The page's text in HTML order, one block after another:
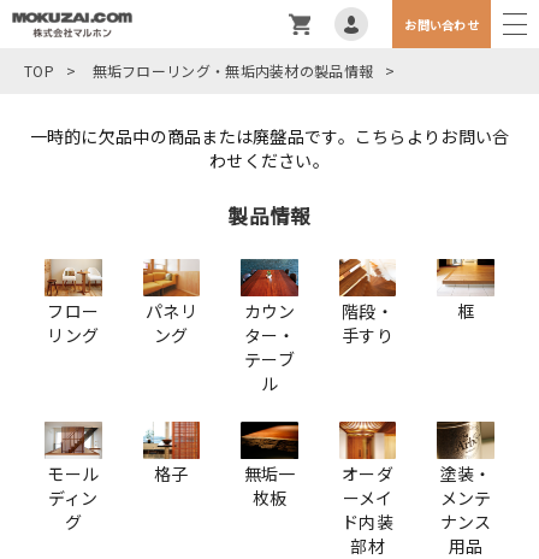
お問い合わせ
TOP > 無垢フローリング・無垢内装材の製品情報 >
一時的に欠品中の商品または廃盤品です。 こちら よりお問い合
わせください。
製品情報
フロー
リング
パネリ
ング
カウン
ター・
テーブ
ル
階段・
手すり
框
モール
ディン
グ
格子
無垢一
枚板
オーダ
ーメイ
ド内装
部材
塗装・
メンテ
ナンス
用品